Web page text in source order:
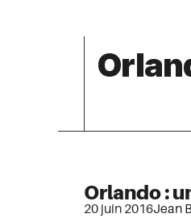
Orlando :
20 juin 2016Jean